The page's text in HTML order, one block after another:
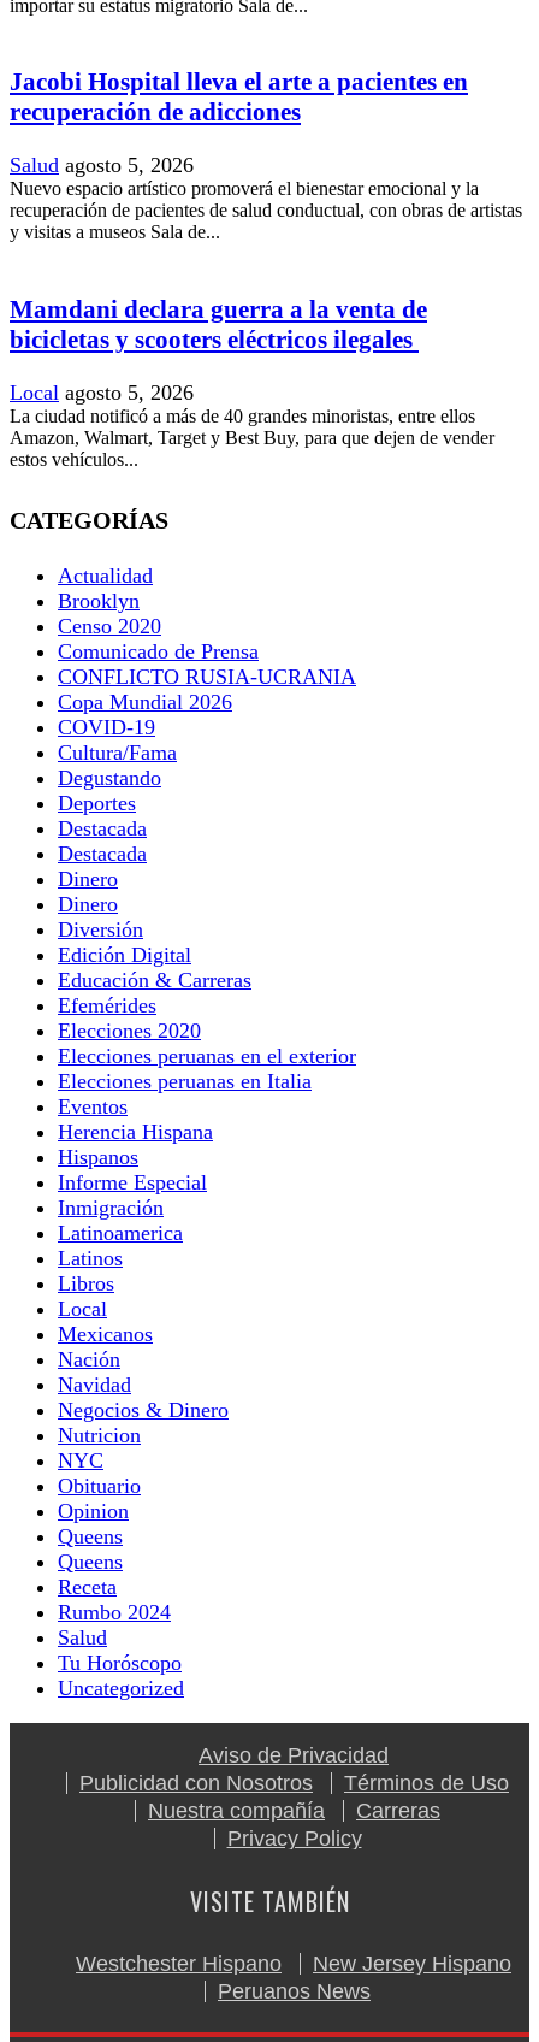
importar su estatus migratorio Sala de...
Jacobi Hospital lleva el arte a pacientes en
recuperación de adicciones
Salud agosto 5, 2026
Nuevo espacio artístico promoverá el bienestar emocional y la
recuperación de pacientes de salud conductual, con obras de artistas
y visitas a museos Sala de...
Mamdani declara guerra a la venta de
bicicletas y scooters eléctricos ilegales
Local agosto 5, 2026
La ciudad notificó a más de 40 grandes minoristas, entre ellos
Amazon, Walmart, Target y Best Buy, para que dejen de vender
estos vehículos...
CATEGORÍAS
Actualidad
Brooklyn
Censo 2020
Comunicado de Prensa
CONFLICTO RUSIA-UCRANIA
Copa Mundial 2026
COVID-19
Cultura/Fama
Degustando
Deportes
Destacada
Destacada
Dinero
Dinero
Diversión
Edición Digital
Educación & Carreras
Efemérides
Elecciones 2020
Elecciones peruanas en el exterior
Elecciones peruanas en Italia
Eventos
Herencia Hispana
Hispanos
Informe Especial
Inmigración
Latinoamerica
Latinos
Libros
Local
Mexicanos
Nación
Navidad
Negocios & Dinero
Nutricion
NYC
Obituario
Opinion
Queens
Queens
Receta
Rumbo 2024
Salud
Tu Horóscopo
Uncategorized
Aviso de Privacidad
Publicidad con Nosotros
Términos de Uso
Nuestra compañía
Carreras
Privacy Policy
VISITE TAMBIÉN
Westchester Hispano
New Jersey Hispano
Peruanos News